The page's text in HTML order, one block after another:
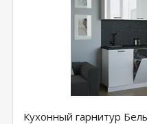
Кухонный гарнитур